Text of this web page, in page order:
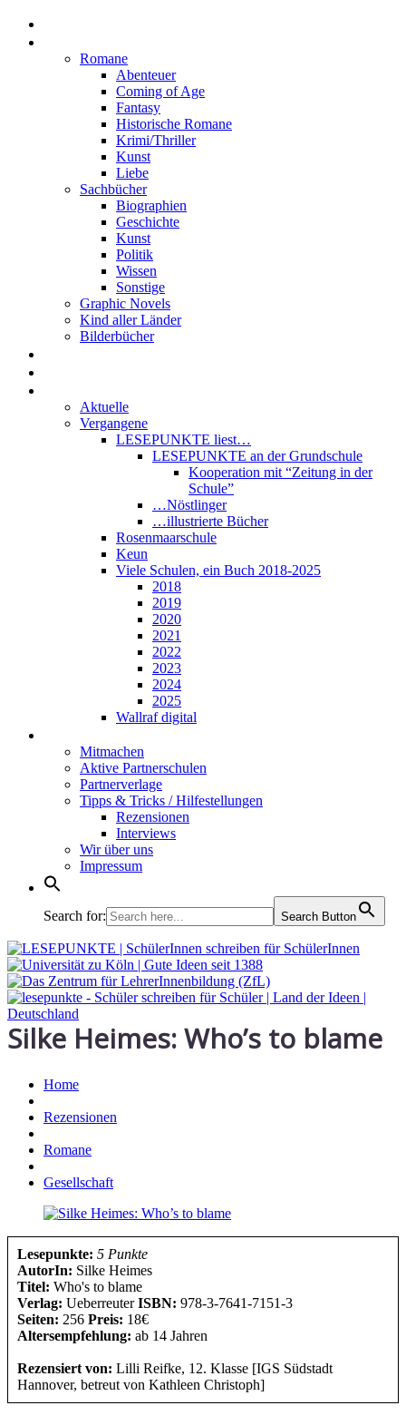
Romane
Abenteuer
Coming of Age
Fantasy
Historische Romane
Krimi/Thriller
Kunst
Liebe
Sachbücher
Biographien
Geschichte
Kunst
Politik
Wissen
Sonstige
Graphic Novels
Kind aller Länder
Bilderbücher
Aktuelle
Vergangene
LESEPUNKTE liest…
LESEPUNKTE an der Grundschule
Kooperation mit “Zeitung in der
Schule”
…Nöstlinger
…illustrierte Bücher
Rosenmaarschule
Keun
Viele Schulen, ein Buch 2018-2025
2018
2019
2020
2021
2022
2023
2024
2025
Wallraf digital
Mitmachen
Aktive Partnerschulen
Partnerverlage
Tipps & Tricks / Hilfestellungen
Rezensionen
Interviews
Wir über uns
Impressum
Search for: Search Button
Silke Heimes: Who’s to blame
Home
Rezensionen
Romane
Gesellschaft
Lesepunkte: 5 Punkte
AutorIn: Silke Heimes
Titel: Who's to blame
Verlag: UeberreuterISBN: 978-3-7641-7151-3
Seiten: 256 Preis: 18€
Altersempfehlung: ab 14 Jahren
Rezensiert von: Lilli Reifke, 12. Klasse [IGS Südstadt
Hannover, betreut von Kathleen Christoph]